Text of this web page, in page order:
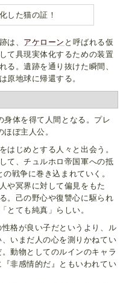
した猫の証！
は、 アケローン と呼ばれる仮
て具現実体化するための装置
る。遺跡を通り抜けた瞬間、
原地球に帰還する。
身体を得て人間となる。プレ
ぼ主人公。
をはじめとする人々と出会う。
て、チュルホロ帝国軍への抵
の戦争に巻き込まれていく。
や冥界に対して偏見をもた
。己の野心や復讐心に駆られ
とても純真」らしい。
格が良い子だというより、ル
いまだ人の心を測りかねてい
動物としてのルインのキャラ
非感情的だ』ともいわれてい